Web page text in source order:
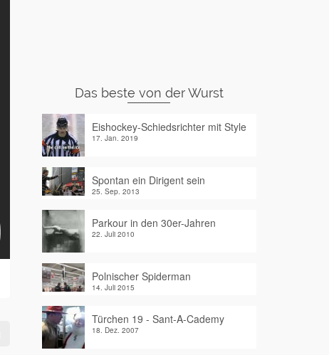
Das beste von der Wurst
Eishockey-Schiedsrichter mit Style
17. Jan. 2019
Spontan ein Dirigent sein
25. Sep. 2013
Parkour in den 30er-Jahren
22. Juli 2010
Polnischer Spiderman
14. Juli 2015
Türchen 19 - Sant-A-Cademy
18. Dez. 2007